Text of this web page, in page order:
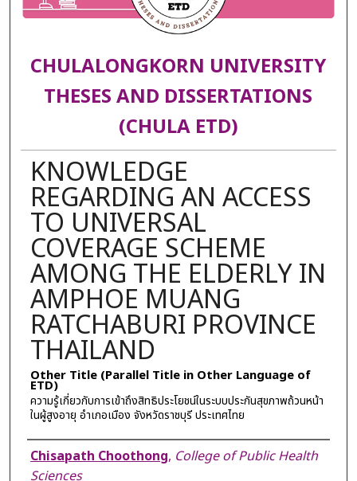
CHULALONGKORN UNIVERSITY
THESES AND DISSERTATIONS
(CHULA ETD)
KNOWLEDGE
REGARDING AN ACCESS
TO UNIVERSAL
COVERAGE SCHEME
AMONG THE ELDERLY IN
AMPHOE MUANG
RATCHABURI PROVINCE
THAILAND
Other Title (Parallel Title in Other Language of
ETD)
ความรู้เกี่ยวกับการเข้าถึงสิทธิประโยชน์ในระบบประกันสุขภาพถ้วนหน้า
ในผู้สูงอายุ อำเภอเมือง จังหวัดราชบุรี ประเทศไทย
Author
Chisapath Choothong, College of Public Health
Sciences